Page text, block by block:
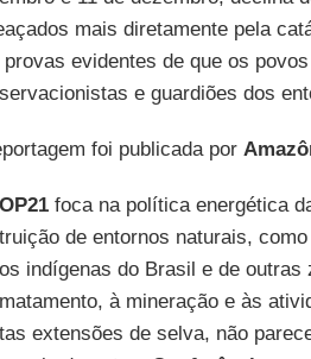
mais diretamente pela
provas evidentes de que os
e guardiões dos
foi publicada por
foca na política energética
de entornos naturais,
indígenas do Brasil e de
à mineração e às
extensões de selva, não